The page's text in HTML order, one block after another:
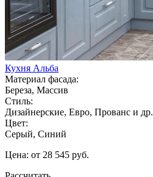
Кухня Альба
Материал фасада:
Береза, Массив
Стиль:
Дизайнерские, Евро, Прованс и др.
Цвет:
Серый, Синий
Цена: от 28 545 руб.